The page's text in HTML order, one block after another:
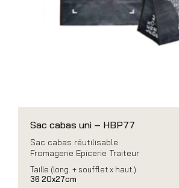
Sac cabas uni – HBP77
Sac cabas réutilisable
Fromagerie Epicerie Traiteur
Taille (long. + soufflet x haut.)
36 20x27cm